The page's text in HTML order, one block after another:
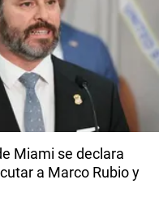
Miami se declara
a Marco Rubio y